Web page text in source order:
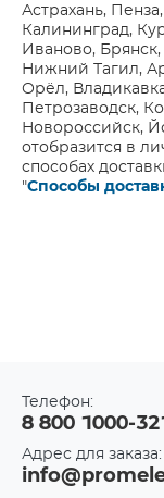
Астрахань,
Калининград,
Иваново,
Нижний Тагил,
Орёл,
Петрозаводск,
Новороссийск,
отобразится в
способах
"Способы
Телефон:
8 800 1000-
Адрес для заказа: